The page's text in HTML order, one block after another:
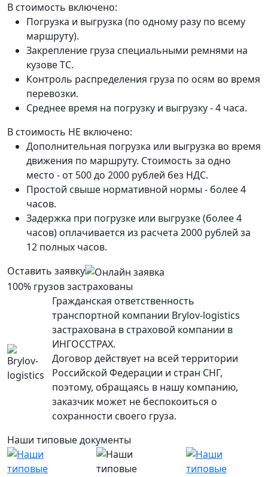
В стоимость включено:
Погрузка и выгрузка (по одному разу по всему
маршруту).
Закрепление груза специальными ремнями на
кузове ТС.
Контроль распределения груза по осям во время
перевозки.
Среднее время на погрузку и выгрузку - 4 часа.
В стоимость НЕ включено:
Дополнительная погрузка или выгрузка во время
движения по маршруту. Стоимость за одно
место - от 500 до 2000 рублей без НДС.
Простой свыше нормативной нормы - более 4
часов.
Задержка при погрузке или выгрузке (более 4
часов) оплачивается из расчета 2000 рублей за
12 полных часов.
Оставить заявку
100% грузов застрахованы
Гражданская ответственность
транспортной компании Brylov-logistics
застрахована в страховой компании в
ИНГОСCТРАХ.
Договор действует на всей территории
Российской Федерации и стран СНГ,
поэтому, обращаясь в нашу компанию,
заказчик может не беспокоиться о
сохранности своего груза.
Наши типовые документы